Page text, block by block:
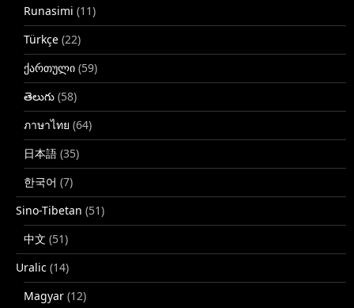
Runasimi (11)
Türkçe (22)
ქართული (59)
తెలుగు (58)
ภาษาไทย (64)
日本語 (35)
한국어 (7)
Sino-Tibetan (51)
中文 (51)
Uralic (14)
Magyar (12)